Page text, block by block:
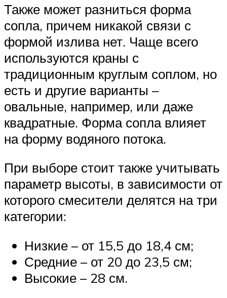
Также может разниться форма
сопла, причем никакой связи с
формой излива нет. Чаще всего
используются краны с
традиционным круглым соплом, но
есть и другие варианты –
овальные, например, или даже
квадратные. Форма сопла влияет
на форму водяного потока.
При выборе стоит также учитывать
параметр высоты, в зависимости от
которого смесители делятся на три
категории:
Низкие – от 15,5 до 18,4 см;
Средние – от 20 до 23,5 см;
Высокие – 28 см.